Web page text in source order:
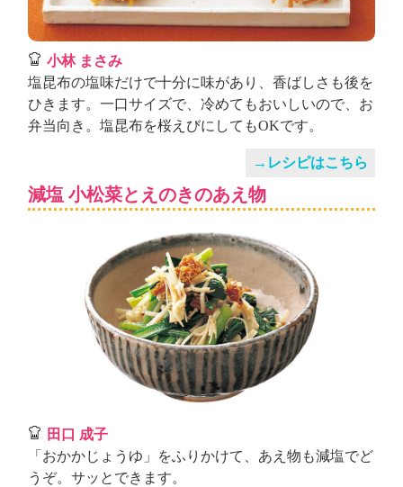
小林 まさみ
塩昆布の塩味だけで十分に味があり、香ばしさも後を
ひきます。一口サイズで、冷めてもおいしいので、お
弁当向き。塩昆布を桜えびにしてもOKです。
→レシピはこちら
減塩 小松菜とえのきのあえ物
田口 成子
「おかかじょうゆ」をふりかけて、あえ物も減塩でど
うぞ。サッとできます。